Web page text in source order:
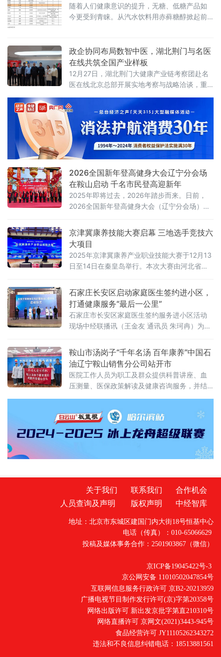
随着人们健康意识的提升，无糖、低糖产品如
今更受到青睐。从汽水饮料用赤藓糖醇掀起前
命，正悄然改变着我们的生活方式。健康中国
行动推进委员会印发《健康中国行动（2019—
2030年）》中建议，居民蔗糖的摄入量每人每
天不超过25克。
政企协同布局数智中医，湖北荆门与名医
在线共筑全国产业样板
12月27日，湖北荆门大健康产业链考察团赴名
医在线北京总部开展实地考察与战略洽谈，重
（含国医大师、全国名中医、青年医生及AI医
生）运营、人工智能医疗技术应用、优质医疗
资源整合等核心议题深入交流，并在“AI+医疗健
康”赋能基层中医、中医全球化推广、大健康产
业协同发展等领域达成多项共识。
2026全国新年登高健身大会辽宁分会场
在鞍山启动 千名市民登高迎新年
2025年即将过去，2026年踏步而来。日前，
2026全国新年登高健身大会（辽宁分会场）
在辽宁千山老院子举行，千名登山爱好者登高
揽胜，辞旧迎新，乐享千山冬日美景，尽情享
受冰雪运动的独特魅力。
京津冀康养技能大赛启幕 三地选手竞技六
大项目
2025年京津冀康养产业职业技能大赛于12月13
日至14日在秦皇岛举行。本次大赛由河北省人
办，旨在全面展示三地康养技能人才精湛技术
和精神风貌，引领区域康养行业技能人才队伍
建设，促进京津冀康养服务业健康快速发展。
石家庄长安区启动家庭医生签约进小区，
打通健康服务“最后一公里”
石家庄市长安区家庭医生签约服务进小区活动
现场中经联播讯（王金友 通讯员 朱珂冉）为持
康服务送到群众“家门口”，11月29日，石家庄市
长安区家庭医生签约服务进小区活动启动仪式
在金谈固家园举行。
鞍山市汤岗子“千年名汤 百年康养”中国石
油辽宁鞍山销售分公司站开市
医院工作人员为职工及群众提供科普讲座、血
压测量、医保政策解读及健康咨询服务，并结
时耐心细致地解答大家所提出的疾病治疗、康
复等方面的问题，让大家享受到专业医疗服
务，将健康与温暖送到职工心间。 据介绍，活
动中，心肺康
关于我们 联系我们
合作机会
人员查询及声明
版权声明 中经智库
地址：北京市东城区建国门内大街18号恒基中心
电话（传真）：010-65066629
投稿及媒体事务合作：2501903867（微信）
京ICP备19045422号-3
京公网安备 11010502047854号
互联网信息服务行政许可 京B2-20213959
广播电视节目制作发行许可(京)字第20358号
网络出版许可 新出发京批字第直210310号
网络直播许可 京网文(2021)3443-945号
食品经营许可 JY11105262343272
违法和不良信息纠错电话：18513881561